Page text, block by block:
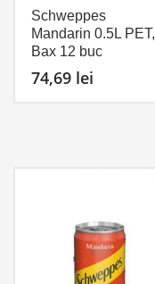
Schweppes
Mandarin 0.5L PET,
Bax 12 buc
74,69 lei